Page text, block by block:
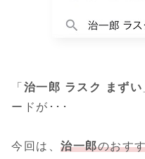
「 治一郎 ラスク まずい
ードが･･･
今回は、 治一郎のおす